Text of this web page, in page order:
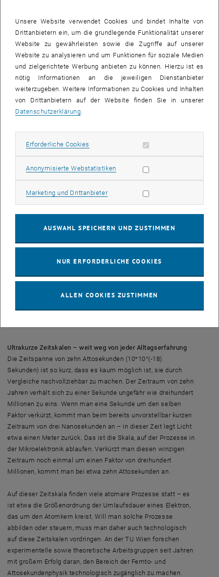
Auf die Phase kommt es an
Wenn sich, wie in diesem Experiment, Teilchen wellenartig mit
sich selbst überlagern, können sich die einzelnen Wellen
gegenseitig verstärken oder auch auslöschen. Es kommt auf
die Phase der Welle an – auf den Punkt im Verlauf des rasend
schnell ablaufenden Wellenzyklus, an dem sich die Welle
gerade befindet. „Diese Quanten-Phase ist einer Messung
normalerweise kaum zugänglich“, sagt Markus Kitzler. Durch
aufwändigen theoretischen Berechnungen konnte nun aber
Information über die Quanten-Phase des Elektrons gewonnen
werden.
Ein Laserstrahl mit zwei Farben
Entscheidend dafür war ein ganz besonderer Laserstrahl, der
vorgibt) das Elektron im Atom hatte, bevor es dem Atom
Zustände das Elektron vor seiner Entfernung aus dem Atom
Ultrakurze Zeitskalen – weit weg von jeder Alltagserfahrung
Die Zeitspanne von zehn Attosekunden (10*10^(-18)
Sekunden) ist so kurz, dass es kaum möglich ist, sie durch
Vergleiche nachvollziehbar zu machen. Der Zeitraum von zehn
Jahren verhält sich zu einer Sekunde ungefähr wie dreihundert
Millionen zu eins. Wenn man eine Sekunde um den selben
Faktor verkürzt, kommt man beim bereits unvorstellbar kurzen
Zeitraum von drei Nanosekunden an – in dieser Zeit legt Licht
etwa einen Meter zurück. Das ist die Skala, auf der Prozesse in
der Mikroelektronik ablaufen. Verkürzt man diesen winzigen
Zeitraum noch einmal um einen Faktor von dreihundert
Millionen, kommt man bei etwa zehn Attosekunden an.
Auf dieser Zeitskala finden viele atomare Prozesse statt – es
ist etwa die Größenordnung der Umlaufsdauer eines Elektron,
das um den Atomkern kreist. Will man solche Prozesse
abbilden oder steuern, muss man daher auch technologisch
auf diese Zeitskalen vordringen. An der TU Wien forschen
experimentelle sowie theoretische Arbeitsgruppen seit Jahren
mit großem Erfolg daran, den Bereich der Femto- und
Attosekundenphysik technologisch zugänglich zu machen.
Unsere Website verwendet Cookies und bindet Inhalte von
Drittanbietern ein, um die grundlegende Funktionalität unserer
Website zu gewährleisten sowie die Zugriffe auf unserer
Website zu analysieren und um Funktionen für soziale Medien
und zielgerichtete Werbung anbieten zu können. Hierzu ist es
nötig Informationen an die jeweiligen Dienstanbieter
weiterzugeben. Weitere Informationen zu Cookies und Inhalten
von Drittanbietern auf der Website finden Sie in unserer
Datenschutzerklärung.
Erforderliche Cookies Erforderliche Cookies zulassen
Anonymisierte WebstatistikenStatistik Cookies zulassen
Marketing und DrittanbieterMarketing Cookies zulassen
AUSWAHL SPEICHERN UND ZUSTIMMEN
NUR ERFORDERLICHE COOKIES
ALLEN COOKIES ZUSTIMMEN